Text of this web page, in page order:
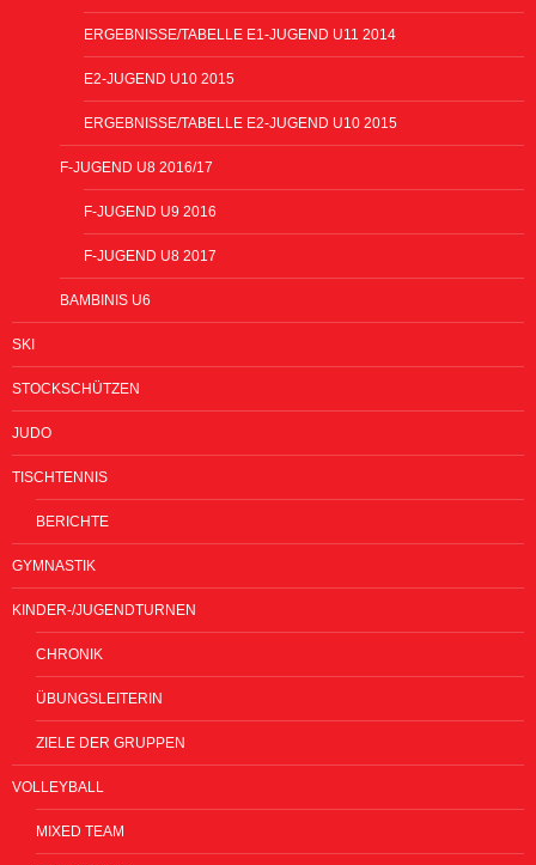
ERGEBNISSE/TABELLE E1-JUGEND U11 2014
E2-JUGEND U10 2015
ERGEBNISSE/TABELLE E2-JUGEND U10 2015
F-JUGEND U8 2016/17
F-JUGEND U9 2016
F-JUGEND U8 2017
BAMBINIS U6
SKI
STOCKSCHÜTZEN
JUDO
TISCHTENNIS
BERICHTE
GYMNASTIK
KINDER-/JUGENDTURNEN
CHRONIK
ÜBUNGSLEITERIN
ZIELE DER GRUPPEN
VOLLEYBALL
MIXED TEAM